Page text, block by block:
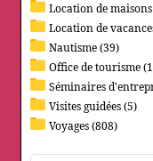
Location de
Location de
Nautisme (39)
Office de tourisme
Séminaires
Visites guidées (5)
Voyages (808)